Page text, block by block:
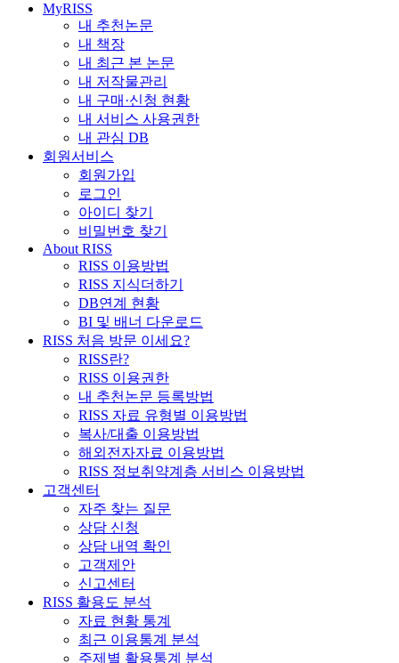
MyRISS
내 추천논문
내 책장
내 최근 본 논문
내 저작물관리
내 구매·신청 현황
내 서비스 사용권한
내 관심 DB
회원서비스
회원가입
로그인
아이디 찾기
비밀번호 찾기
About RISS
RISS 이용방법
RISS 지식더하기
DB연계 현황
BI 및 배너 다운로드
RISS 처음 방문 이세요?
RISS란?
RISS 이용권한
내 추천논문 등록방법
RISS 자료 유형별 이용방법
복사/대출 이용방법
해외전자자료 이용방법
RISS 정보취약계층 서비스 이용방법
고객센터
자주 찾는 질문
상담 신청
상담 내역 확인
고객제안
신고센터
RISS 활용도 분석
자료 현황 통계
최근 이용통계 분석
주제별 활용통계 분석